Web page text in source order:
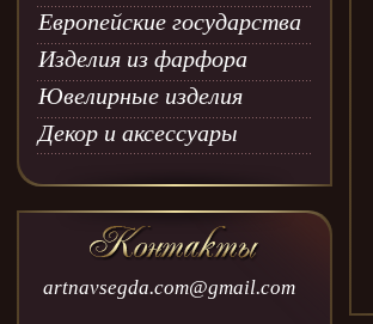
Европейские государства
Изделия из фарфора
Ювелирные изделия
Декор и аксессуары
artnavsegda.com@gmail.com